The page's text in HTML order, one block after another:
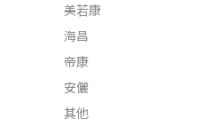
美若康
海昌
帝康
安儷
其他